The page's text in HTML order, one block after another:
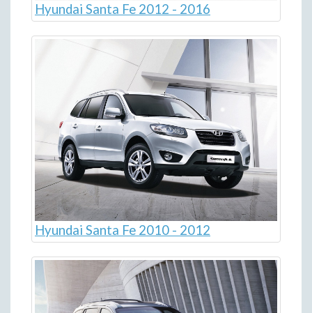
Hyundai Santa Fe 2012 - 2016
Hyundai Santa Fe 2010 - 2012